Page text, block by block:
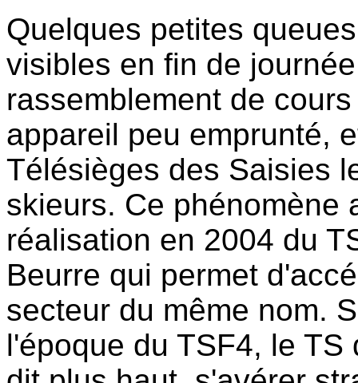
Quelques petites
visibles en fin de
rassemblement de
appareil peu emprunté,
Télésièges des Saisies
skieurs. Ce phénomène
réalisation en 2004 du
Beurre qui permet
secteur du même nom.
l'époque du TSF4, le